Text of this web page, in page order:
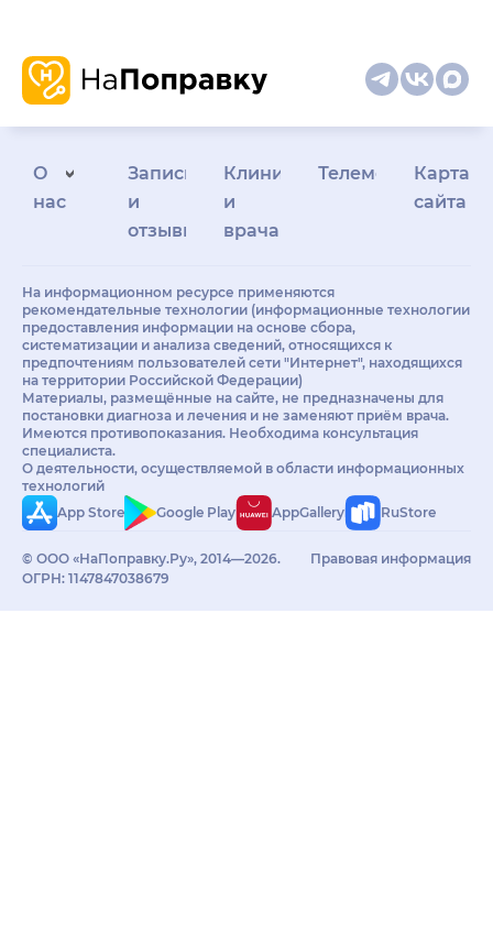
О
нас
Запись
и
отзывы
Клиникам
и
врачам
Телемедицина
Карта
сайта
На информационном ресурсе применяются
рекомендательные технологии (информационные технологии
предоставления информации на основе сбора,
систематизации и анализа сведений, относящихся к
предпочтениям пользователей сети "Интернет", находящихся
на территории Российской Федерации)
Материалы, размещённые на сайте, не предназначены для
постановки диагноза и лечения и не заменяют приём врача.
Имеются противопоказания. Необходима консультация
специалиста.
О деятельности, осуществляемой в области информационных
технологий
App Store
Google Play AppGallery RuStore
© ООО «НаПоправку.Ру», 2014—2026.
ОГРН: 1147847038679
Правовая информация